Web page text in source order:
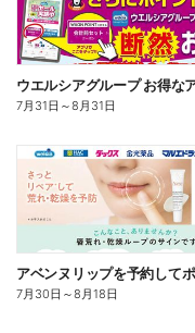
7月31日 ～8月31日
7月30日 ～8月18日